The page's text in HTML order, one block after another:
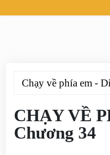
Chạy về phía em -
CHẠY VỀ
Chương 34